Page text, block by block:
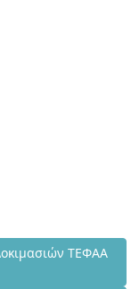
Πρακτικών
ΤΕΦΑΑ